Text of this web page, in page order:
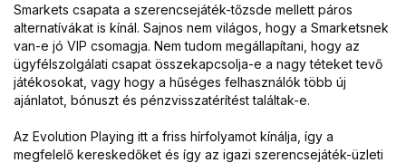
Smarkets csapata a szerencsejáték-tőzsde mellett páros
alternatívákat is kínál. Sajnos nem világos, hogy a Smarketsnek
van-e jó VIP csomagja. Nem tudom megállapítani, hogy az
ügyfélszolgálati csapat összekapcsolja-e a nagy téteket tevő
játékosokat, vagy hogy a hűséges felhasználók több új
ajánlatot, bónuszt és pénzvisszatérítést találtak-e.
Az Evolution Playing itt a friss hírfolyamot kínálja, így a
megfelelő kereskedőket és így az igazi szerencsejáték-üzleti